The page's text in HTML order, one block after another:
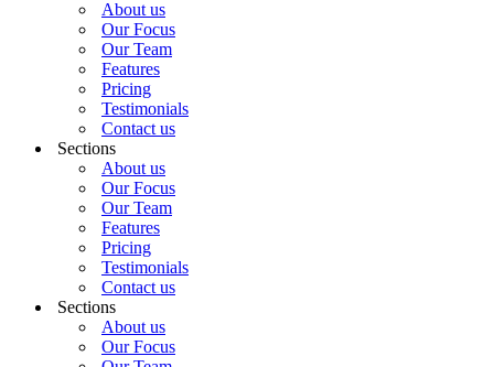
About us
Our Focus
Our Team
Features
Pricing
Testimonials
Contact us
Sections
About us
Our Focus
Our Team
Features
Pricing
Testimonials
Contact us
Sections
About us
Our Focus